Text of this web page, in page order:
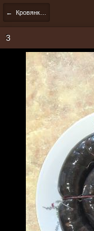
← Кровянка по-домашнему
3